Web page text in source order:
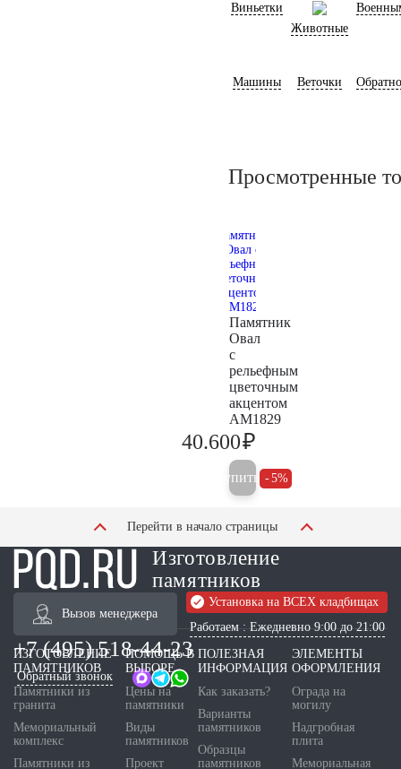
Виньетки
Животные
Машины Веточки
Просмотренные
Памятник
Овал
с
рельефным
цветочным
акцентом
AM1829
40.600₽
Купить 5%
Перейти в начало страницы
Изготовление
памятников
Вызов менеджера
Установка на ВСЕХ кладбищах
Работаем : Ежедневно 9:00 до 21:00
+7 (495) 518-44-23
Обратный звонок
ИЗГОТОВЛЕНИЕ
ПАМЯТНИКОВ
Памятники из
гранита
Мемориальный
комплекс
Памятники из
ПОМОЩЬ В
ВЫБОРЕ
Цены на
памятники
Виды
памятников
Проект
ПОЛЕЗНАЯ
ИНФОРМАЦИЯ
Как заказать?
Варианты
памятников
Образцы
памятников
ЭЛЕМЕНТЫ
ОФОРМЛЕНИЯ
Ограда на
могилу
Надгробная
плита
Мемориальная